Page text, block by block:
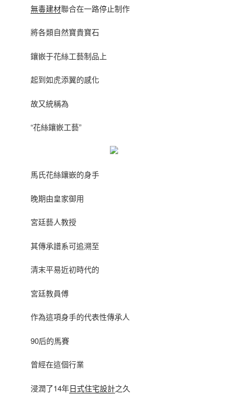
無毒建材聯合在一路停止制作
將各類自然寶貴寶石
鑲嵌于花絲工藝制品上
起到如虎添翼的感化
故又統稱為
“花絲鑲嵌工藝”
馬氏花絲鑲嵌的身手
晚期由皇家御用
宮廷藝人教授
其傳承譜系可追溯至
清末平易近初時代的
宮廷教員傅
作為這項身手的代表性傳承人
90后的馬賽
曾經在這個行業
浸潤了14年日式住宅設計之久